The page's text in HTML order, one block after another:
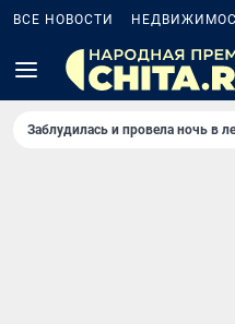
ВСЕ НОВОСТИ
Заблудилась и провела ночь в